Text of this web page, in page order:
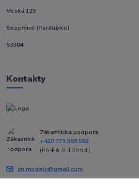
Veská 129
Sezemice (Pardubice)
53304
Kontakty
Zákaznická podpora
+420 773 998 582
(Po-Pá, 8-18 hod.)
jm.modely@gmail.com